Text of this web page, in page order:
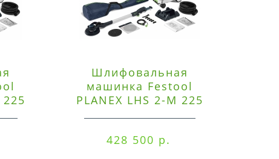
225
Шлифовальная
машинка Festool
PLANEX LHS 2-M 225
428 500 р.